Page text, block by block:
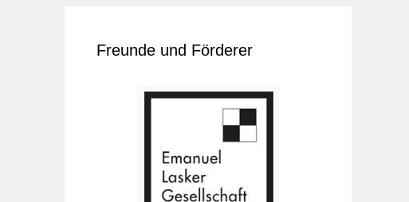
Freunde und Förderer